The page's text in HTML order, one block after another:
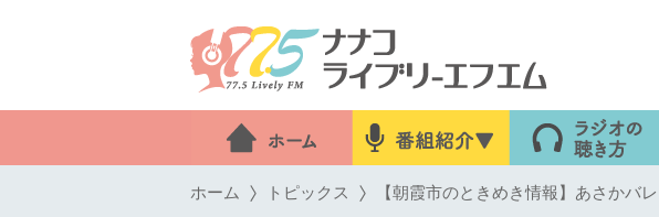
ホーム トピックス 【朝霞市のときめき情報】あさかバ